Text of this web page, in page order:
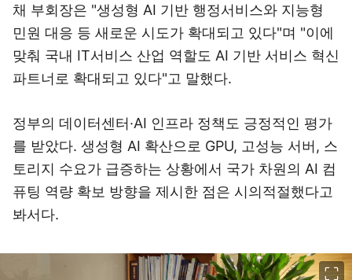
채 부회장은 "생성형 AI 기반 행정서비스와 지능형
민원 대응 등 새로운 시도가 확대되고 있다"며 "이에
맞춰 국내 IT서비스 산업 역할도 AI 기반 서비스 혁신
파트너로 확대되고 있다"고 말했다.
정부의 데이터센터·AI 인프라 정책도 긍정적인 평가
를 받았다. 생성형 AI 확산으로 GPU, 고성능 서버, 스
토리지 수요가 급증하는 상황에서 국가 차원의 AI 컴
퓨팅 역량 확보 방향을 제시한 점은 시의적절했다고
봐서다.